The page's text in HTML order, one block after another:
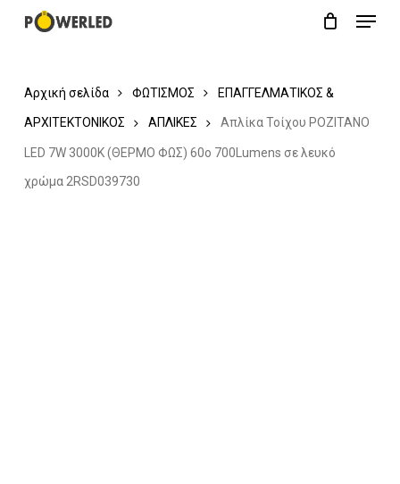
content
Menu
Αρχική σελίδα ΦΩΤΙΣΜΟΣ ΕΠΑΓΓΕΛΜΑΤΙΚΟΣ &
ΑΡΧΙΤΕΚΤΟΝΙΚΟΣ ΑΠΛΙΚΕΣ Απλίκα Τοίχου POZITANO
LED 7W 3000K (ΘΕΡΜΟ ΦΩΣ) 60ο 700Lumens σε λευκό
χρώμα 2RSD039730